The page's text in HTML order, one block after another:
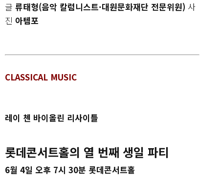
글 류태형(음악 칼럼니스트·대원문화재단 전문위원) 사
진 아템포
CLASSICAL MUSIC
레이 첸 바이올린 리사이틀
롯데콘서트홀의 열 번째 생일 파티
6월 4일 오후 7시 30분 롯데콘서트홀